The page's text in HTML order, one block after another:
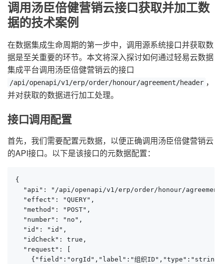
调用汤臣倍健营销云接口获取并加工数
据的技术案例
在数据集成生命周期的第一步中，调用源系统接口并获取数
据是至关重要的环节。本文将深入探讨如何通过轻易云数据
集成平台调用汤臣倍健营销云的接口
/api/openapi/v1/erp/order/honour/agreement/header ，
并对获取的数据进行加工处理。
接口调用配置
首先，我们需要配置元数据，以便正确调用汤臣倍健营销云
的API接口。以下是该接口的元数据配置：
{
"api": "/api/openapi/v1/erp/order/honour/
  "effect": "QUERY",
  "method": "POST",
  "number": "no",
  "id": "id",
  "idCheck": true,
  "request": [
{"field":"orgId","label":"组织